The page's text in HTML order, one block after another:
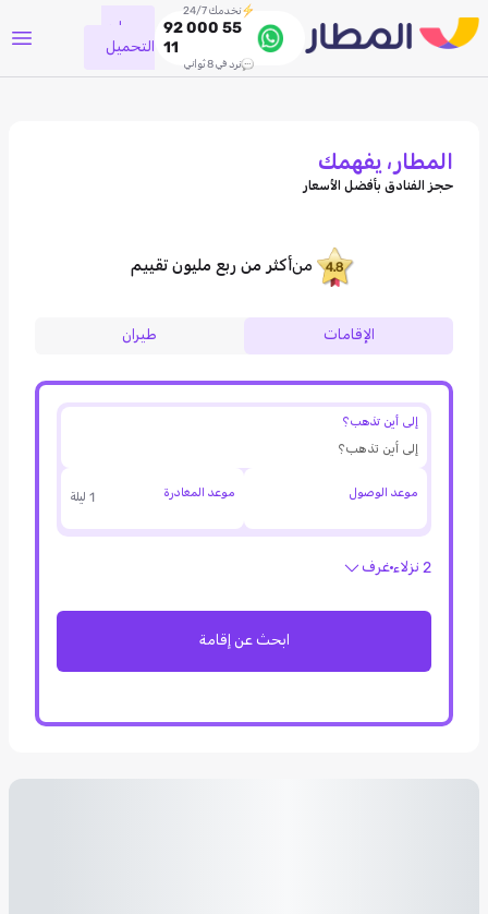
نخدمك 24/7
92 000 55
11
نرد في 8 ثواني
جاري
التحميل
المطار، يفهمك
حجز الفنادق بأفضل الأسعار
منأكثر من ربع مليون تقييم
الإقامات طيران
إلى أين تذهب؟
موعد الوصول موعد المغادرة 1 ليلة
2 نزلاء غرف
ابحث عن إقامة